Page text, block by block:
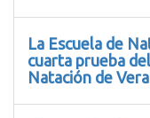
La Escuela de
cuarta prueba
Natación de